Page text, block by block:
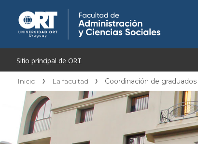
Inicio La facultad Coordinación de graduados